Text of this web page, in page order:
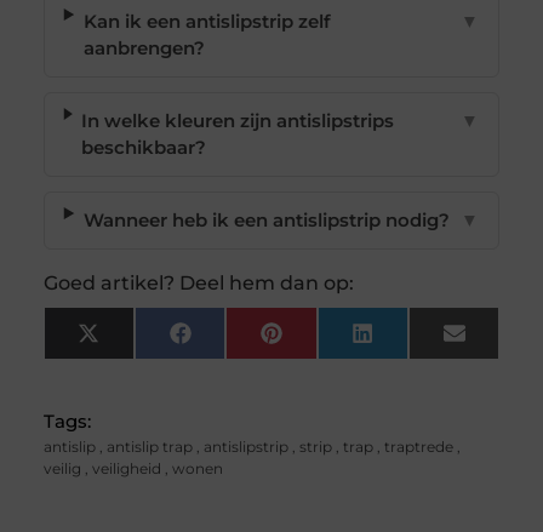
Kan ik een antislipstrip zelf
aanbrengen?
▼
In welke kleuren zijn antislipstrips
beschikbaar?
▼
Wanneer heb ik een antislipstrip nodig? ▼
Goed artikel? Deel hem dan op:
X
(Twitter)
FacebookPinterest LinkedIn Email
Tags:
antislip, antislip trap, antislipstrip, strip, trap, traptrede,
veilig , veiligheid , wonen